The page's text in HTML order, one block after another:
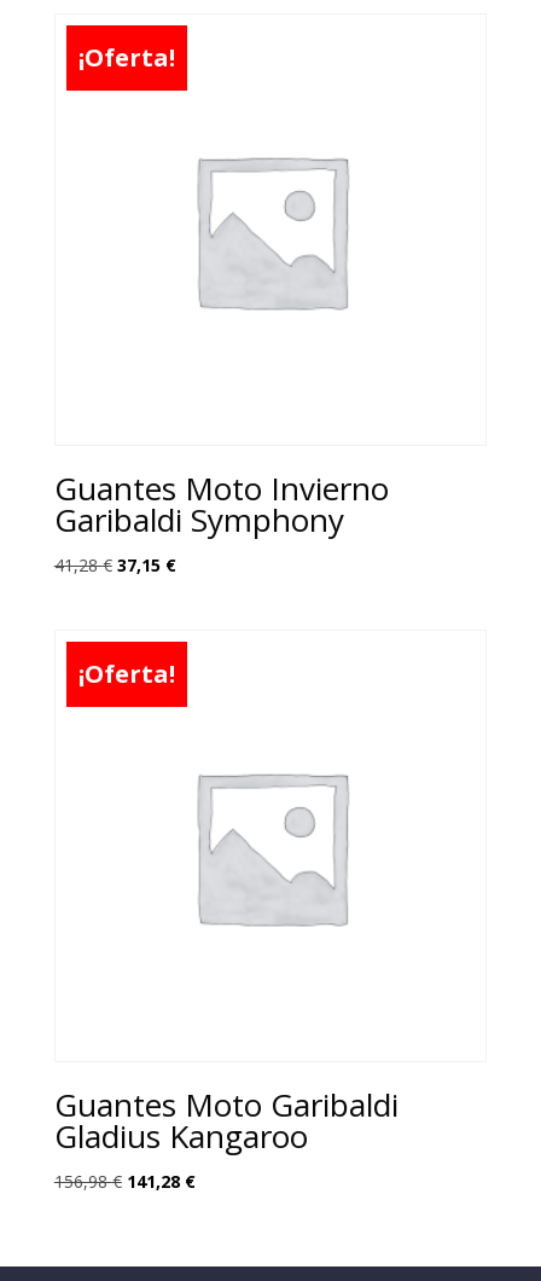
era:
49,55 €.
es:
¡Oferta!
Guantes Moto Invierno
Garibaldi Symphony
41,28€ El
era:
41,28 €.
37,15 €El
es:
¡Oferta!
Guantes Moto Garibaldi
Gladius Kangaroo
156,98€ El
era:
141,28 €El
es: